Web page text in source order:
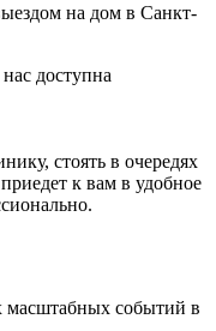
на дом в Санкт-
доступна
стоять в очередях
к вам в удобное
масштабных событий в